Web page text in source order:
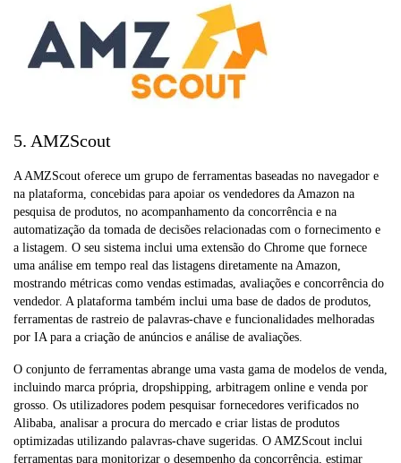
5. AMZScout
A AMZScout oferece um grupo de ferramentas baseadas no navegador e
na plataforma, concebidas para apoiar os vendedores da Amazon na
pesquisa de produtos, no acompanhamento da concorrência e na
automatização da tomada de decisões relacionadas com o fornecimento e
a listagem. O seu sistema inclui uma extensão do Chrome que fornece
uma análise em tempo real das listagens diretamente na Amazon,
mostrando métricas como vendas estimadas, avaliações e concorrência do
vendedor. A plataforma também inclui uma base de dados de produtos,
ferramentas de rastreio de palavras-chave e funcionalidades melhoradas
por IA para a criação de anúncios e análise de avaliações.
O conjunto de ferramentas abrange uma vasta gama de modelos de venda,
incluindo marca própria, dropshipping, arbitragem online e venda por
grosso. Os utilizadores podem pesquisar fornecedores verificados no
Alibaba, analisar a procura do mercado e criar listas de produtos
optimizadas utilizando palavras-chave sugeridas. O AMZScout inclui
ferramentas para monitorizar o desempenho da concorrência, estimar